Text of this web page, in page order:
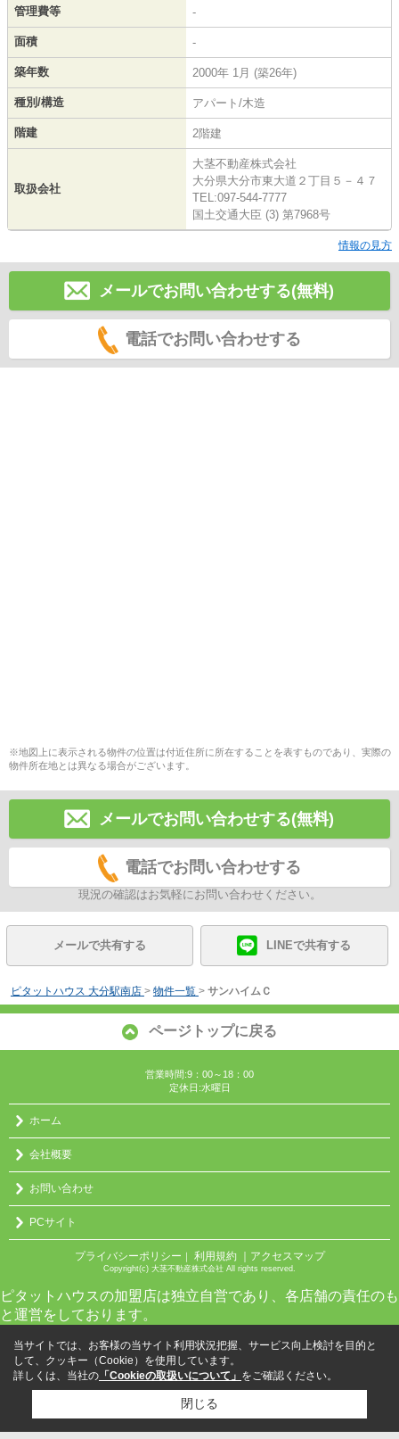
管理費等 -
面積 -
築年数 2000年 1月 (築26年)
種別/構造 アパート/木造
階建 2階建
取扱会社
大茎不動産株式会社
大分県大分市東大道２丁目５－４７
TEL:097-544-7777
国土交通大臣 (3) 第7968号
情報の見方
メールでお問い合わせする(無料)
電話でお問い合わせする
※地図上に表示される物件の位置は付近住所に所在することを表すものであり、実際の
物件所在地とは異なる場合がございます。
メールでお問い合わせする(無料)
電話でお問い合わせする
現況の確認はお気軽にお問い合わせください。
メールで共有する LINEで共有する
ピタットハウス 大分駅南店 > 物件一覧 > サンハイムＣ
ページトップに戻る
営業時間:9：00～18：00
定休日:水曜日
ホーム
会社概要
お問い合わせ
PCサイト
プライバシーポリシー 利用規約 ｜アクセスマップ
Copyright(c) 大茎不動産株式会社 All rights reserved.
ピタットハウスの加盟店は独立自営であり、各店舗の責任のも
と運営をしております。
当サイトでは、お客様の当サイト利用状況把握、サービス向上検討を目的と
して、クッキー（Cookie）を使用しています。
詳しくは、当社の 「Cookieの取扱いについて」 をご確認ください。
閉じる